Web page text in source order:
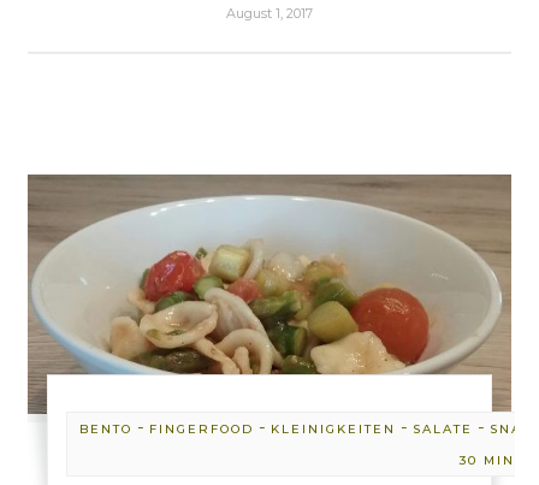
August 1, 2017
BENTO - FINGERFOOD - KLEINIGKEITEN - SALATE -
30